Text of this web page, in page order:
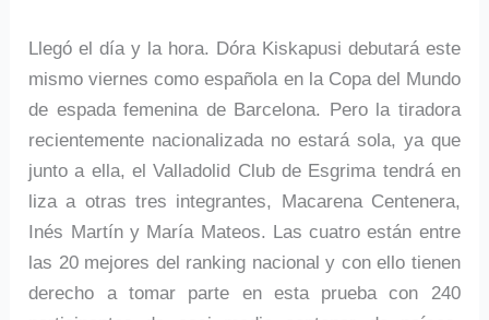
Llegó el día y la hora. Dóra Kiskapusi debutará este
mismo viernes como española en la Copa del Mundo
de espada femenina de Barcelona. Pero la tiradora
recientemente nacionalizada no estará sola, ya que
junto a ella, el Valladolid Club de Esgrima tendrá en
liza a otras tres integrantes, Macarena Centenera,
Inés Martín y María Mateos. Las cuatro están entre
las 20 mejores del ranking nacional y con ello tienen
derecho a tomar parte en esta prueba con 240